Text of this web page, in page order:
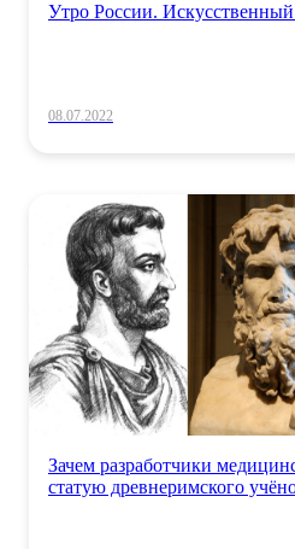
Утро России.
08.07.2022
Зачем разработчики
статую древнеримского